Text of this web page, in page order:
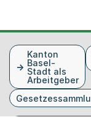
FusszeileKanton
Basel-
Stadt als
Arbeitgeber